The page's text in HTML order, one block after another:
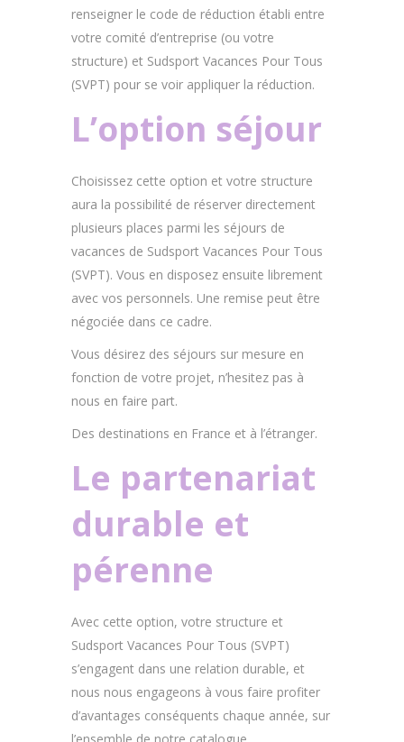
renseigner le code de réduction établi entre
votre comité d’entreprise (ou votre
structure) et Sudsport Vacances Pour Tous
(SVPT) pour se voir appliquer la réduction.
L’option séjour
Choisissez cette option et votre structure
aura la possibilité de réserver directement
plusieurs places parmi les séjours de
vacances de Sudsport Vacances Pour Tous
(SVPT). Vous en disposez ensuite librement
avec vos personnels. Une remise peut être
négociée dans ce cadre.
Vous désirez des séjours sur mesure en
fonction de votre projet, n’hesitez pas à
nous en faire part.
Des destinations en France et à l’étranger.
Le partenariat
durable et
pérenne
Avec cette option, votre structure et
Sudsport Vacances Pour Tous (SVPT)
s’engagent dans une relation durable, et
nous nous engageons à vous faire profiter
d’avantages conséquents chaque année, sur
l’ensemble de notre catalogue.